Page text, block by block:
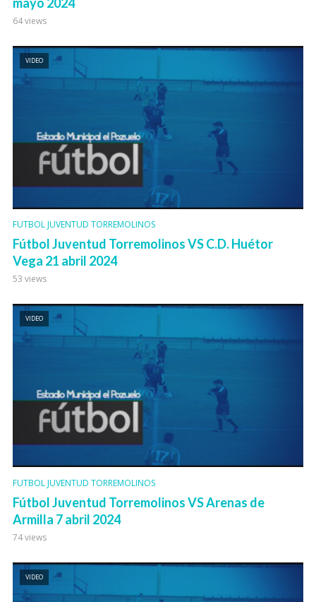
64 views
VIDEO
FUTBOL JUVENTUD TORREMOLINOS
Fútbol Juventud Torremolinos VS C.D. Huétor
Vega 21 abril 2024
53 views
VIDEO
FUTBOL JUVENTUD TORREMOLINOS
Fútbol Juventud Torremolinos VS Arenas de
Armilla 7 abril 2024
74 views
VIDEO